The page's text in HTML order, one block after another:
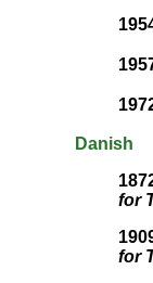
Danish
for
for